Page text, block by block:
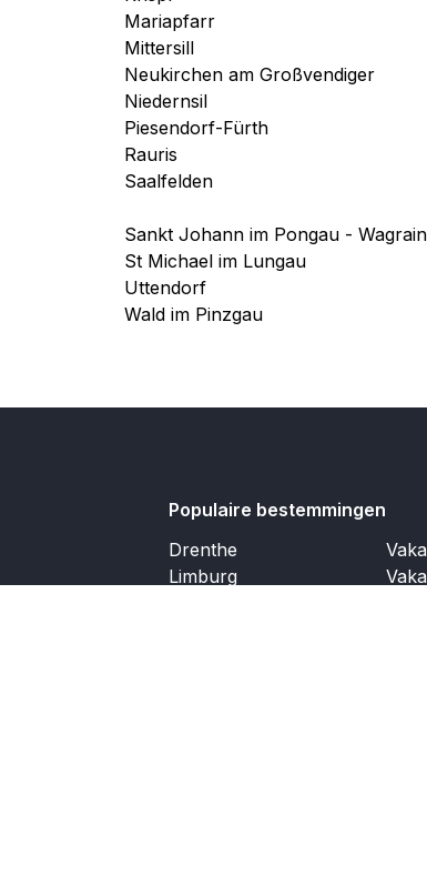
Mariapfarr
Mittersill
Neukirchen am Großvendiger
Niedernsil
Piesendorf-Fürth
Rauris
Saalfelden
Sankt Johann im Pongau - Wagrain
St Michael im Lungau
Uttendorf
Wald im Pinzgau
Populaire bestemmingen
Drenthe
Limburg